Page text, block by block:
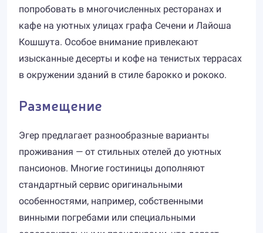
попробовать в многочисленных ресторанах и
кафе на уютных улицах графа Сечени и Лайоша
Кошшута. Особое внимание привлекают
изысканные десерты и кофе на тенистых террасах
в окружении зданий в стиле барокко и рококо.
Размещение
Эгер предлагает разнообразные варианты
проживания — от стильных отелей до уютных
пансионов. Многие гостиницы дополняют
стандартный сервис оригинальными
особенностями, например, собственными
винными погребами или специальными